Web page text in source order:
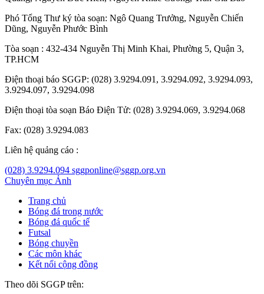
Phó Tổng Thư ký tòa soạn: Ngô Quang Trưởng, Nguyễn Chiến
Dũng, Nguyễn Phước Bình
Tòa soạn : 432-434 Nguyễn Thị Minh Khai, Phường 5, Quận 3,
TP.HCM
Điện thoại báo SGGP: (028) 3.9294.091, 3.9294.092, 3.9294.093,
3.9294.097, 3.9294.098
Điện thoại tòa soạn Báo Điện Tử: (028) 3.9294.069, 3.9294.068
Fax: (028) 3.9294.083
Liên hệ quảng cáo :
(028) 3.9294.094 sggponline@sggp.org.vn
Chuyên mục Ảnh
Trang chủ
Bóng đá trong nước
Bóng đá quốc tế
Futsal
Bóng chuyền
Các môn khác
Kết nối cộng đồng
Theo dõi SGGP trên: